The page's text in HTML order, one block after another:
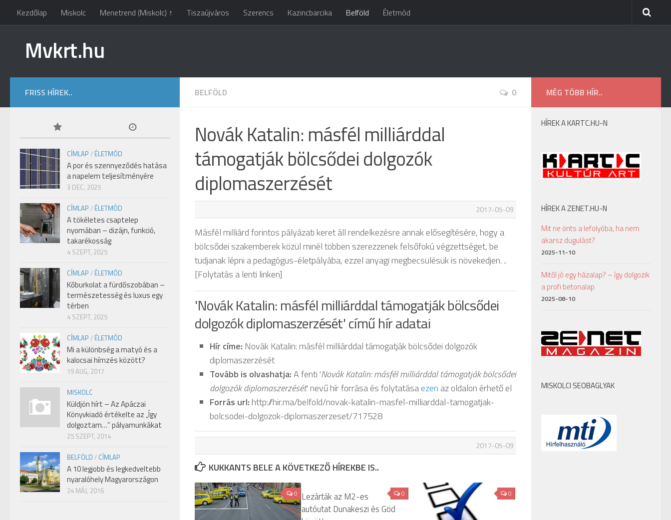
Kezdőlap Miskolc Menetrend (Miskolc) ↑ Tiszaújváros Szerencs Kazincbarcika Belföld Életmód
Mvkrt.hu
BELFÖLD 0
Novák Katalin: másfél milliárddal
támogatják bölcsődei dolgozók
diplomaszerzését
2017-05-09
Másfél milliárd forintos pályázati keret áll rendelkezésre annak elősegítésére, hogy a
bölcsődei szakemberek közül minél többen szerezzenek felsőfokú végzettséget, be
tudjanak lépni a pedagógus-életpályába, ezzel anyagi megbecsülésük is növekedjen. ..
[Folytatás a lenti linken]
'Novák Katalin: másfél milliárddal támogatják bölcsődei
dolgozók diplomaszerzését' című hír adatai
Hír címe: Novák Katalin: másfél milliárddal támogatják bölcsődei dolgozók
diplomaszerzését
Tovább is olvashatja:A fenti 'Novák Katalin: másfél milliárddal támogatják bölcsődei
dolgozók diplomaszerzését' nevű hír forrása és folytatásaezen az oldalon érhető el
Forrás url: http://hir.ma/belfold/novak-katalin-masfel-milliarddal-tamogatjak-
bolcsodei-dolgozok-diplomaszerzeset/717528
2017-05-09
KUKKANTS BELE A KÖVETKEZŐ HÍREKBE IS..
0 0
Lezárták az M2-es
autóutat Dunakeszi és Göd
0
FRISS HÍREK..
CÍMLAP / ÉLETMÓD
A por és szennyeződés hatása
a napelem teljesítményére
3 DEC, 2025
CÍMLAP / ÉLETMÓD
A tökéletes csaptelep
nyomában – dizájn, funkció,
takarékosság
4 SZEPT, 2025
CÍMLAP / ÉLETMÓD
Kőburkolat a fürdőszobában –
természetesség és luxus egy
térben
4 SZEPT, 2025
CÍMLAP / ÉLETMÓD
Mi a különbség a matyó és a
kalocsai hímzés között?
19 AUG, 2017
MISKOLC
Küldjön hírt – Az Apáczai
Könyvkiadó értékelte az „Így
dolgoztam…” pályamunkákat
25 SZEPT, 2014
BELFÖLD / CÍMLAP
A 10 legjobb és legkedveltebb
nyaralóhely Magyarországon
24 MÁJ, 2016
MÉG TÖBB HÍR..
HÍREK A KARTC.HU-N
HÍREK A ZENET.HU-N
Mit ne önts a lefolyóba, ha nem
akarsz dugulást?
2025-11-10
Mitől jó egy házalap? – így dolgozik
a profi betonalap
2025-08-10
MISKOLCI SEOBAGLYAK